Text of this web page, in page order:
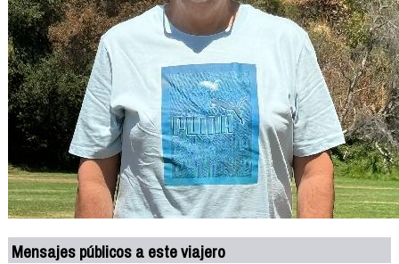
Mensajes públicos a este viajero